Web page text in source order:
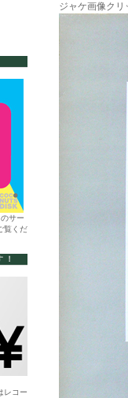
ジャケ画像ク
サー
覧くだ
！
レコー